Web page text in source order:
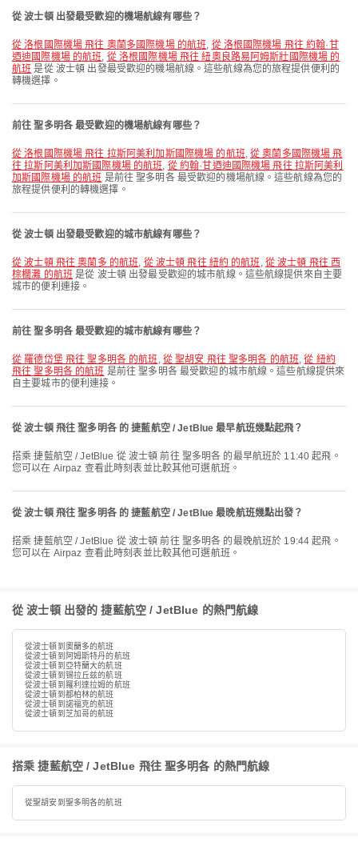
從 波士頓 出發最受歡迎的機場航線有哪些？
從 洛根國際機場 飛往 奧蘭多國際機場 的航班, 從 洛根國際機場 飛往 約翰·甘
迺迪國際機場 的航班, 從 洛根國際機場 飛往 紐奧良路易阿姆斯壯國際機場 的
航班 是從 波士頓 出發最受歡迎的機場航線。這些航線為您的旅程提供便利的
轉機選擇。
前往 聖多明各 最受歡迎的機場航線有哪些？
從 洛根國際機場 飛往 拉斯阿美利加斯國際機場 的航班,從 奧蘭多國際機場 飛
往 拉斯阿美利加斯國際機場 的航班, 從 約翰·甘迺迪國際機場 飛往 拉斯阿美利
加斯國際機場 的航班 是前往 聖多明各 最受歡迎的機場航線。這些航線為您的
旅程提供便利的轉機選擇。
從 波士頓 出發最受歡迎的城市航線有哪些？
從 波士頓 飛往 奧蘭多 的航班, 從 波士頓 飛往 紐約 的航班 , 從 波士頓 飛往 西
棕櫚灘 的航班 是從 波士頓 出發最受歡迎的城市航線。這些航線提供來自主要
城市的便利連接。
前往 聖多明各 最受歡迎的城市航線有哪些？
從 羅德岱堡 飛往 聖多明各 的航班 , 從 聖胡安 飛往 聖多明各 的航班,從 紐約
飛往 聖多明各 的航班 是前往 聖多明各 最受歡迎的城市航線。這些航線提供來
自主要城市的便利連接。
從 波士頓 飛往 聖多明各 的 捷藍航空 / JetBlue 最早航班幾點起飛？
搭乘 捷藍航空 / JetBlue 從 波士頓 前往 聖多明各 的最早航班於 11:40 起飛。
您可以在 Airpaz 查看此時刻表並比較其他可選航班。
從 波士頓 飛往 聖多明各 的 捷藍航空 / JetBlue 最晚航班幾點出發？
搭乘 捷藍航空 / JetBlue 從 波士頓 前往 聖多明各 的最晚航班於 19:44 起飛。
您可以在 Airpaz 查看此時刻表並比較其他可選航班。
從 波士頓 出發的 捷藍航空 / JetBlue 的熱門航線
從波士頓到奧蘭多的航班
從波士頓到阿姆斯特丹的航班
從波士頓到亞特蘭大的航班
從波士頓到锡拉丘兹的航班
從波士頓到羅利達拉姆的航班
從波士頓到都柏林的航班
從波士頓到諾福克的航班
從波士頓到芝加哥的航班
搭乘 捷藍航空 / JetBlue 飛往 聖多明各 的熱門航線
從聖胡安到聖多明各的航班